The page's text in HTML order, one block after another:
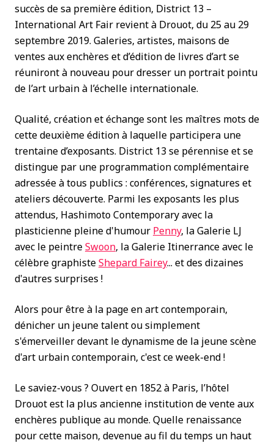
succès de sa première édition, District 13 –
International Art Fair revient à Drouot, du 25 au 29
septembre 2019. Galeries, artistes, maisons de
ventes aux enchères et d’édition de livres d’art se
réuniront à nouveau pour dresser un portrait pointu
de l’art urbain à l’échelle internationale.
Qualité, création et échange sont les maîtres mots de
cette deuxième édition à laquelle participera une
trentaine d’exposants. District 13 se pérennise et se
distingue par une programmation complémentaire
adressée à tous publics : conférences, signatures et
ateliers découverte. Parmi les exposants les plus
attendus, Hashimoto Contemporary avec la
plasticienne pleine d'humour Penny, la Galerie LJ
avec le peintreSwoon, la Galerie Itinerrance avec le
célèbre graphisteShepard Fairey... et des dizaines
d'autres surprises !
Alors pour être à la page en art contemporain,
dénicher un jeune talent ou simplement
s'émerveiller devant le dynamisme de la jeune scène
d'art urbain contemporain, c'est ce week-end !
Le saviez-vous ? Ouvert en 1852 à Paris, l’hôtel
Drouot est la plus ancienne institution de vente aux
enchères publique au monde. Quelle renaissance
pour cette maison, devenue au fil du temps un haut